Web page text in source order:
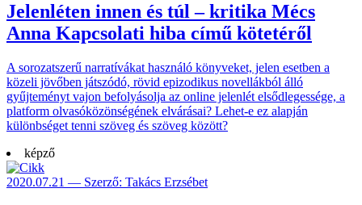
Jelenléten innen és túl – kritika Mécs
Anna Kapcsolati hiba című kötetéről
A sorozatszerű narratívákat használó könyveket, jelen esetben a
közeli jövőben játszódó, rövid epizodikus novellákból álló
gyűjteményt vajon befolyásolja az online jelenlét elsődlegessége, a
platform olvasóközönségének elvárásai? Lehet-e ez alapján
különbséget tenni szöveg és szöveg között?
képző
2020.07.21 — Szerző: Takács Erzsébet